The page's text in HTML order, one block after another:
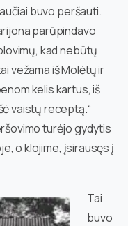
buvo peršauti.
parūpindavo
kad nebūtų
vežama iš Molėtų ir
kelis kartus, iš
vaistų receptą.“
turėjo gydytis
o klojime, įsirausęs į
Tai
buvo